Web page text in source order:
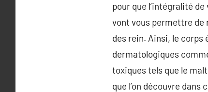
pour que l’intégralité
vont vous permettre de
des rein. Ainsi, le corps
dermatologiques
toxiques tels que le
que l’on découvre